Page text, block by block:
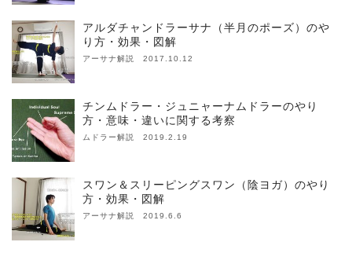
アルダチャンドラーサナ（半月のポーズ）のや
り方・効果・図解
アーサナ解説 2017.10.12
チンムドラー・ジュニャーナムドラーのやり
方・意味・違いに関する考察
ムドラー解説 2019.2.19
スワン＆スリーピングスワン（陰ヨガ）のやり
方・効果・図解
アーサナ解説 2019.6.6